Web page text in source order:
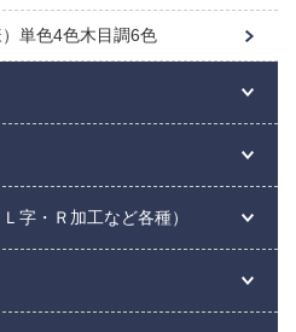
単色4色木目調6色
字・Ｒ加工など各種）